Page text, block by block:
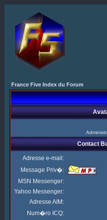
France Five Index du Forum
Contact
Adresse e-mail:
Message Priv�:
MSN Messenger:
Yahoo Messenger:
Adresse AIM:
Num�ro ICQ: